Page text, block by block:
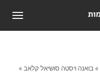
»בואנה ויסטה סושיאל קלאב »